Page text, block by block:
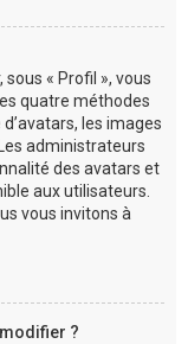
« Profil », vous
quatre méthodes
les images
administrateurs
des avatars et
aux utilisateurs.
vous invitons à
?